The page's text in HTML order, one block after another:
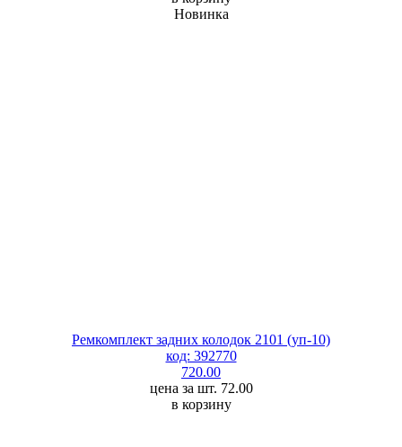
Новинка
Ремкомплект задних колодок 2101 (уп-10)
код: 392770
720.00
цена за шт. 72.00
в корзину